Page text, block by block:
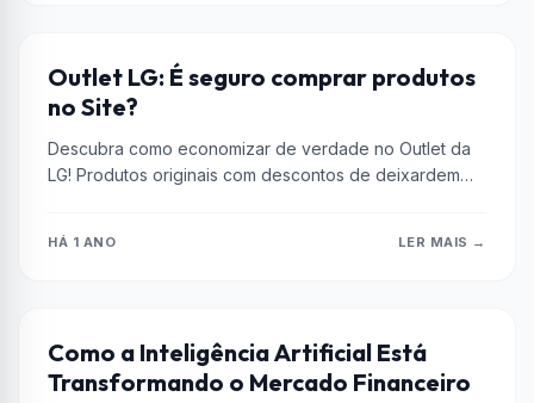
DICAS
Outlet LG: É seguro comprar produtos
no Site?
Descubra como economizar de verdade no Outlet da
LG! Produtos originais com descontos de deixardem
HÁ 1 ANO LER MAIS →
INTELIGÊNCIA ARTIFICIAL
Como a Inteligência Artificial Está
Transformando o Mercado Financeiro